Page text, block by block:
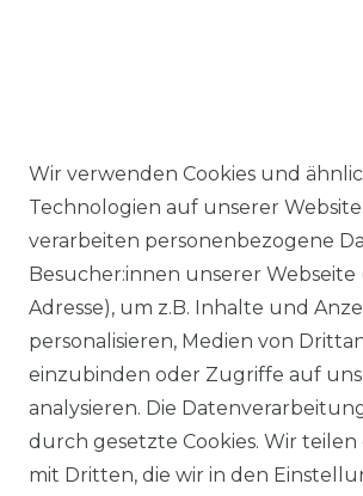
Ähnlicher Artikel
Angels - Damen
Jeans, Dolly
ab 89,99 € *
Wir verwenden Cookies und
Technologien auf unserer
verarbeiten personenbezogene
Besucher:innen unserer Webseite
Adresse), um z.B. Inhalte und
personalisieren, Medien von
einzubinden oder Zugriffe auf
analysieren. Die
durch gesetzte Cookies. Wir teilen
mit Dritten, die wir in den